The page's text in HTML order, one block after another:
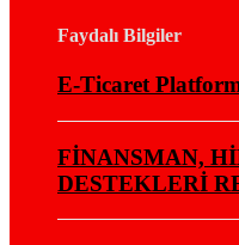
Faydalı Bilgiler
E-Ticaret
FİNANSMAN,
DESTEKLERİ